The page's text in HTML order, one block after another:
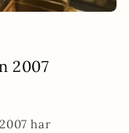
2007
har